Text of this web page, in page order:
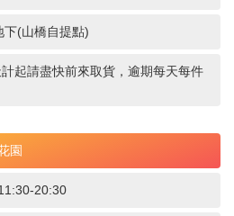
下(山橋自提點)
起請盡快前來取貨，逾期每天每件
園
20:30